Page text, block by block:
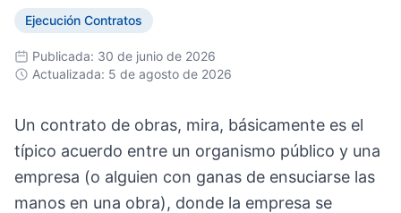
Ejecución Contratos
Publicada: 30 de junio de 2026
Actualizada: 5 de agosto de 2026
Un contrato de obras, mira, básicamente es el
típico acuerdo entre un organismo público y una
empresa (o alguien con ganas de ensuciarse las
manos en una obra), donde la empresa se